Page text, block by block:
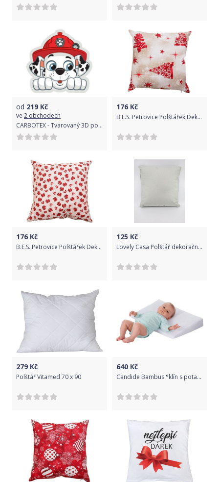
od 219 Kč
ve 2 obchodech
CARBOTEX - Tvarovaný 3D polštářek / polštář Tlapková patrola / Paw Patrol - Marshall / 37 x 41 cm
176 Kč
B.E.S. Petrovice Polštářek Dekorační 45 x 45 - Stromeček a stuha
176 Kč
B.E.S. Petrovice Polštářek Dekorační 45 x 45 – Srdíčka
125 Kč
Lovely Casa Polštář dekorační DUO bílá 40x40cm
279 Kč
Polštář Vitamed 70 x 90
640 Kč
Candide Bambus °klín s potahem z bambusu